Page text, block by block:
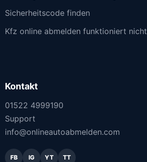
Sicherheitscode finden
Kfz online abmelden funktioniert nicht
Kontakt
01522 4999190
Support
info@onlineautoabmelden.com
FB IG YT TT